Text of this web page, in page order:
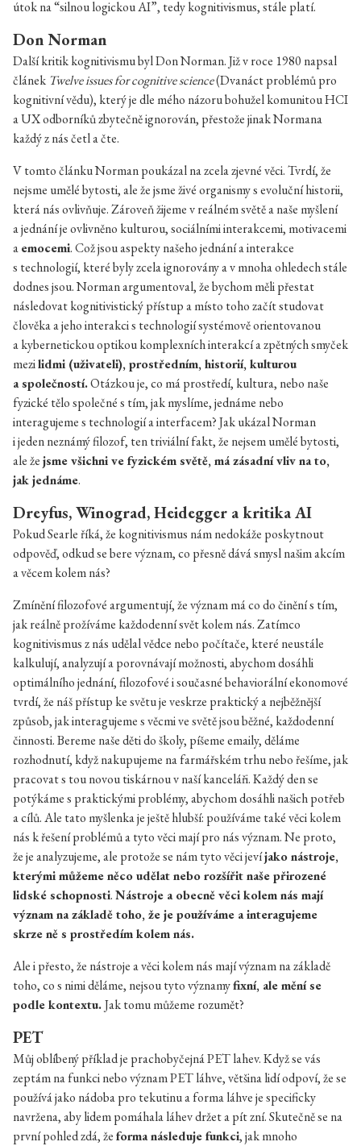
útok na “silnou logickou AI”, tedy kognitivismus, stále platí.
Don Norman
Další kritik kognitivismu byl Don Norman. Již v roce 1980 napsal
článek Twelve issues for cognitive science(Dvanáct problémů pro
kognitivní vědu), který je dle mého názoru bohužel komunitou HCI
a UX odborníků zbytečně ignorován, přestože jinak Normana
každý z nás četl a čte.
V tomto článku Norman poukázal na zcela zjevné věci. Tvrdí, že
nejsme umělé bytosti, ale že jsme živé organismy s evoluční historii,
která nás ovlivňuje. Zároveň žijeme v reálném světě a naše myšlení
a jednání je ovlivněno kulturou, sociálními interakcemi, motivacemi
aemocemi. Což jsou aspekty našeho jednání a interakce
s technologií, které byly zcela ignorovány a v mnoha ohledech stále
dodnes jsou. Norman argumentoval, že bychom měli přestat
následovat kognitivistický přístup a místo toho začít studovat
člověka a jeho interakci s technologií systémově orientovanou
a kybernetickou optikou komplexních interakcí a zpětných smyček
mezilidmi (uživateli), prostředním, historií, kulturou
a společností.Otázkou je, co má prostředí, kultura, nebo naše
fyzické tělo společné s tím, jak myslíme, jednáme nebo
interagujeme s technologií a interfacem? Jak ukázal Norman
i jeden neznámý filozof, ten triviální fakt, že nejsem umělé bytosti,
ale žejsme všichni ve fyzickém světě, má zásadní vliv na to,
jak jednáme.
Dreyfus, Winograd, Heidegger a kritika AI
Pokud Searle říká, že kognitivismus nám nedokáže poskytnout
odpověď, odkud se bere význam, co přesně dává smysl našim akcím
a věcem kolem nás?
Zmínění filozofové argumentují, že význam má co do činění s tím,
jak reálně prožíváme každodenní svět kolem nás. Zatímco
kognitivismus z nás udělal vědce nebo počítače, které neustále
kalkulují, analyzují a porovnávají možnosti, abychom dosáhli
optimálního jednání, filozofové i současné behaviorální ekonomové
tvrdí, že náš přístup ke světu je veskrze praktický a nejběžnější
způsob, jak interagujeme s věcmi ve světě jsou běžné, každodenní
činnosti. Bereme naše děti do školy, píšeme emaily, děláme
rozhodnutí, když nakupujeme na farmářském trhu nebo řešíme, jak
pracovat s tou novou tiskárnou v naší kanceláři. Každý den se
potýkáme s praktickými problémy, abychom dosáhli našich potřeb
a cílů. Ale tato myšlenka je ještě hlubší: používáme také věci kolem
nás k řešení problémů a tyto věci mají pro nás význam. Ne proto,
že je analyzujeme, ale protože se nám tyto věci jevíjako nástroje,
kterými můžeme něco udělat nebo rozšířit naše přirozené
lidské schopnosti.Nástroje a obecně věci kolem nás mají
význam na základě toho, že je používáme a interagujeme
skrze ně s prostředím kolem nás.
Ale i přesto, že nástroje a věci kolem nás mají význam na základě
toho, co s nimi děláme, nejsou tyto významyfixní, ale mění se
podle kontextu.Jak tomu můžeme rozumět?
PET
Můj oblíbený příklad je prachobyčejná PET lahev. Když se vás
zeptám na funkci nebo význam PET láhve, většina lidí odpoví, že se
používá jako nádoba pro tekutinu a forma láhve je specificky
navržena, aby lidem pomáhala láhev držet a pít zní. Skutečně se na
první pohled zdá, žeforma následuje funkci, jak mnoho